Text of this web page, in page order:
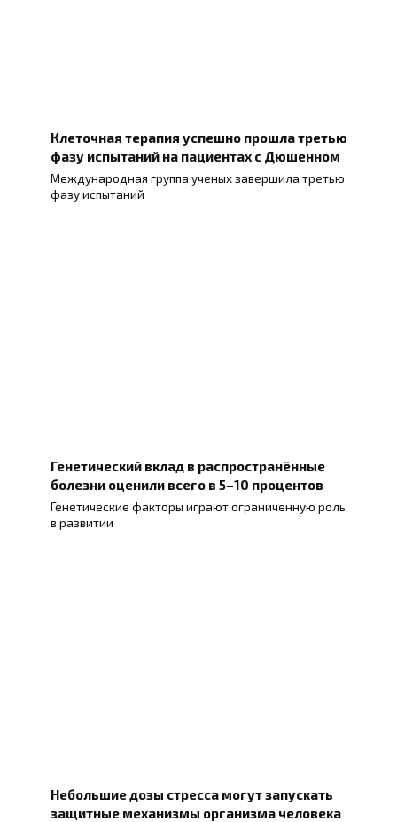
Клеточная терапия успешно прошла третью
фазу испытаний на пациентах с Дюшенном
Международная группа ученых завершила третью
фазу испытаний
Генетический вклад в распространённые
болезни оценили всего в 5–10 процентов
Генетические факторы играют ограниченную роль
в развитии
Небольшие дозы стресса могут запускать
защитные механизмы организма человека